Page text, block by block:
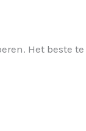
Het beste